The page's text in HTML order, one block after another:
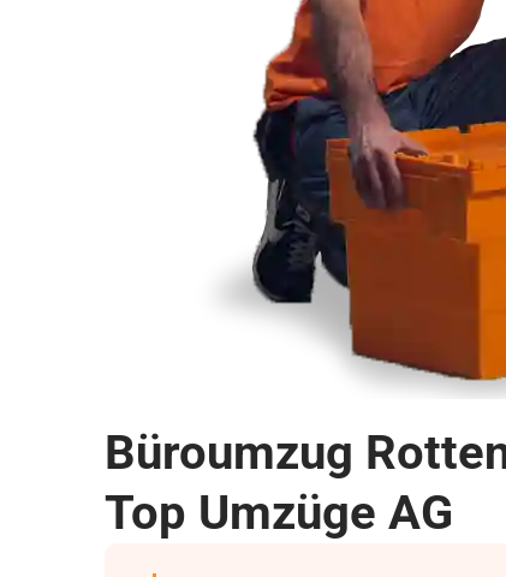
Büroumzug
Top Umzüge AG